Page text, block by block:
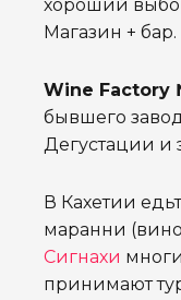
хороший
Магазин + бар.
Wine Factory
бывшего
Дегустации и
В Кахетии
маранни
Сигнахи
принимают